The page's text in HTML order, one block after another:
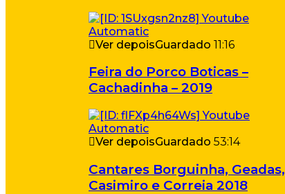
Ver depoisGuardado 11:16
Feira do Porco Boticas –
Cachadinha – 2019
Ver depoisGuardado 53:14
Cantares Borguinha, Geadas,
Casimiro e Correia 2018